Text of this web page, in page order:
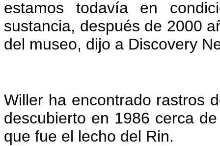
estamos todavía en
sustancia, después de 2000
del museo, dijo a Discovery
Willer ha encontrado rastros
descubierto en 1986 cerca
que fue el lecho del Rin.